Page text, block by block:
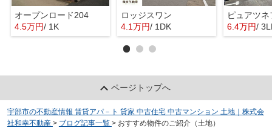
オープンロード204
4.5万円/ 1K
ロッジスワン
4.1万円/ 1DK
ピュアツネ
6.4万円/
ページトップへ
宇部市の不動産情報 賃貸アパ－ト 貸家 中古住宅 中古マンション 土地｜株式会
社和幸不動産 > ブログ記事一覧 > おすすめ物件のご紹介（土地）